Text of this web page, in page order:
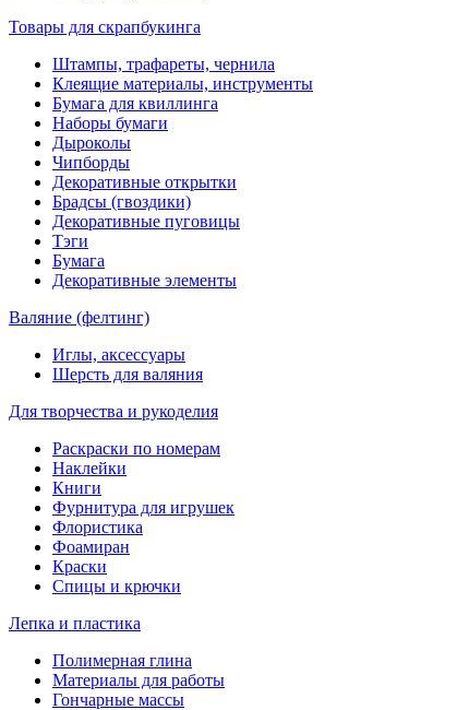
Товары для скрапбукинга
Штампы, трафареты, чернила
Клеящие материалы, инструменты
Бумага для квиллинга
Наборы бумаги
Дыроколы
Чипборды
Декоративные открытки
Брадсы (гвоздики)
Декоративные пуговицы
Тэги
Бумага
Декоративные элементы
Валяние (фелтинг)
Иглы, аксессуары
Шерсть для валяния
Для творчества и рукоделия
Раскраски по номерам
Наклейки
Книги
Фурнитура для игрушек
Флористика
Фоамиран
Краски
Спицы и крючки
Лепка и пластика
Полимерная глина
Материалы для работы
Гончарные массы